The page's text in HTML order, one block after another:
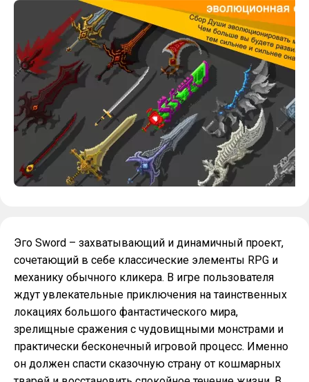
Эго Sword – захватывающий и динамичный проект,
сочетающий в себе классические элементы RPG и
механику обычного кликера. В игре пользователя
ждут увлекательные приключения на таинственных
локациях большого фантастического мира,
зрелищные сражения с чудовищными монстрами и
практически бесконечный игровой процесс. Именно
он должен спасти сказочную страну от кошмарных